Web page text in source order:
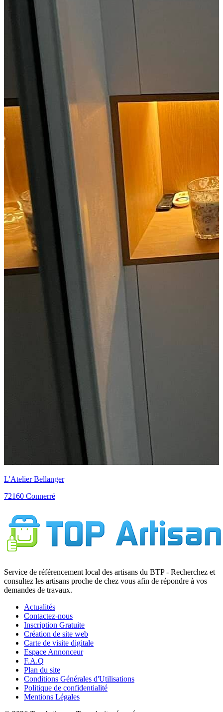
Gregoire VMF
72600 Mamers
Service de référencement local des artisans du BTP - Recherchez et
consultez les artisans proche de chez vous afin de répondre à vos
demandes de travaux.
Actualités
Contactez-nous
Inscription Gratuite
Création de site web
Carte de visite digitale
Espace Annonceur
F.A.Q
Plan du site
Conditions Générales d'Utilisations
Politique de confidentialité
Mentions Légales